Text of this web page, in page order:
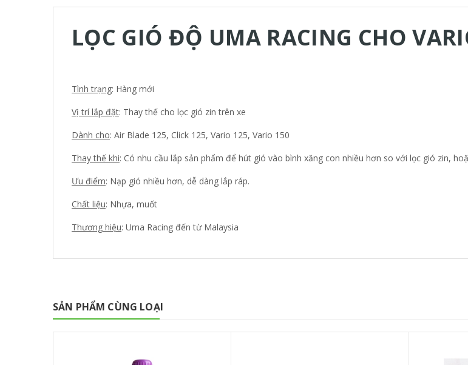
LỌC GIÓ ĐỘ UMA RACING CHO
Tình trạng: Hàng mới
Vị trí lắp đặt: Thay thế cho lọc gió zin trên xe
Dành cho: Air Blade 125, Click 125, Vario 125, Vario 150
Thay thế khi: Có nhu cầu lắp sản phẩm để hút gió vào bình xăng con nhiều hơn so với lọc gió zin,
Ưu điểm: Nạp gió nhiều hơn, dễ dàng lắp ráp.
Chất liệu: Nhựa, muốt
Thương hiệu: Uma Racing đến từ Malaysia
SẢN PHẨM CÙNG LOẠI